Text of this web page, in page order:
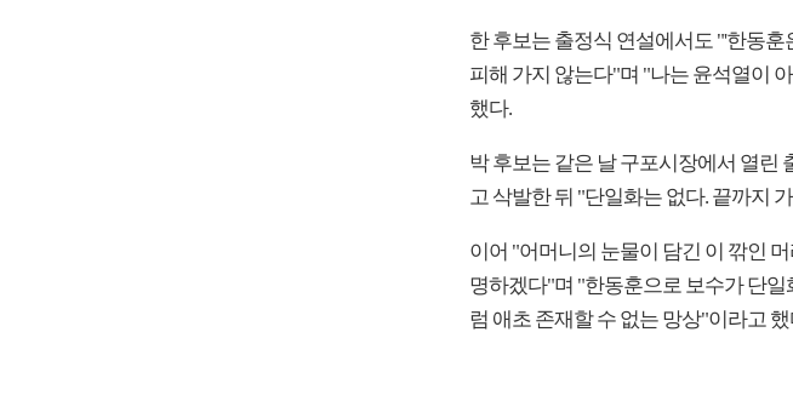
한 후보는 출정식 연설에서도 "'한동
피해 가지 않는다"며 "나는 윤석열이
했다.
박 후보는 같은 날 구포시장에서 열린
고 삭발한 뒤 "단일화는 없다. 끝까지
이어 "어머니의 눈물이 담긴 이 깎인
명하겠다"며 "한동훈으로 보수가 단
럼 애초 존재할 수 없는 망상"이라고 했